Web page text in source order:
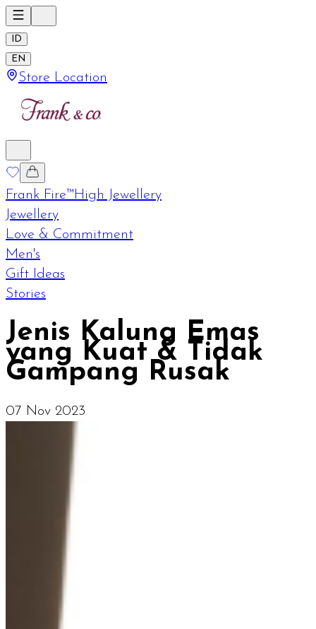
ID
EN
Store Location
Frank Fire™High Jewellery
Jewellery
Love & Commitment
Men's
Gift Ideas
Stories
Jenis Kalung Emas
yang Kuat & Tidak
Gampang Rusak
07 Nov 2023